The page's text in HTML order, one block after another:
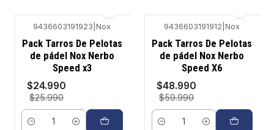
-4%
9436603191923 |Nox
Pack Tarros De Pelotas
de pádel Nox Nerbo
Speed x3
$24.990
$25.990
Cantidad
-18%
9436603191912 |Nox
Pack Tarros De Pelotas
de pádel Nox Nerbo
Speed X6
$48.990
$59.990
Cantidad